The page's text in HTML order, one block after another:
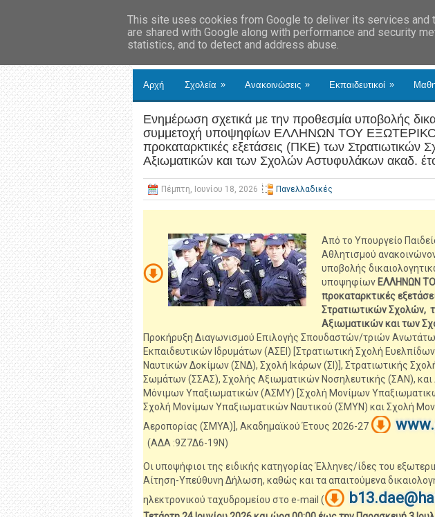
Αρχή Σχολεία » Ανακοινώσεις » Εκπαιδευτικοί »
Ενημέρωση σχετικά με την προθεσμία υποβολής
συμμετοχή υποψηφίων ΕΛΛΗΝΩΝ ΤΟΥ
προκαταρκτικές εξετάσεις (ΠΚΕ) των
Αξιωματικών και των Σχολών Αστυφυλάκων ακαδ.
Πέμπτη, Ιουνίου 18, 2026 Πανελλαδικές
Από το Υπουργείο
Αθλητισμού
υποβολής
υποψηφίων ΕΛΛΗΝΩΝ
προκαταρκτικές
Στρατιωτικών Σχολών,
Αξιωματικών και των
Προκήρυξη Διαγωνισμού Επιλογής Σπουδαστών/τριών
Εκπαιδευτικών Ιδρυμάτων (ΑΣΕΙ) [Στρατιωτική Σχολή
Ναυτικών Δοκίμων (ΣΝΔ), Σχολή Ικάρων (ΣΙ)], Στρατιωτικής
Σωμάτων (ΣΣΑΣ), Σχολής Αξιωματικών Νοσηλευτικής (ΣΑΝ),
Μόνιμων Υπαξιωματικών (ΑΣΜΥ) [Σχολή Μονίμων
Σχολή Μονίμων Υπαξιωματικών Ναυτικού (ΣΜΥΝ) και Σχολή
Αεροπορίας (ΣΜΥΑ)], Ακαδημαϊκού Έτους 2026-27
(ΑΔΑ :9Ζ7Δ6-19Ν)
Oι υποψήφιοι της ειδικής κατηγορίας Έλληνες/ίδες του
Αίτηση-Υπεύθυνη Δήλωση, καθώς και τα απαιτούμενα
ηλεκτρονικού ταχυδρομείου στο e-mail (
This site uses cookies from Google to deliver its services and
are shared with Google along with performance and security
statistics, and to detect and address abuse.